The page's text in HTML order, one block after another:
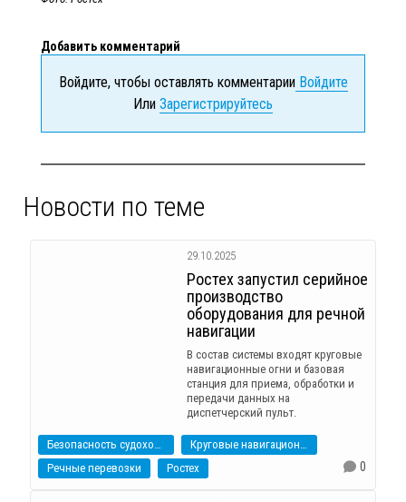
Добавить комментарий
Войдите, чтобы оставлять комментарииВойдите
Или Зарегистрируйтесь
Новости по теме
29.10.2025
Ростех запустил серийное
производство
оборудования для речной
навигации
В состав системы входят круговые
навигационные огни и базовая
станция для приема, обработки и
передачи данных на
диспетчерский пульт.
Безопасность судоходства
Круговые навигационные огни
Речные перевозки
Ростех 0